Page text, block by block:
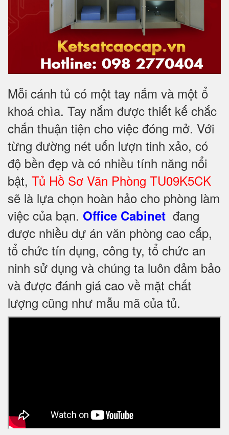
Mỗi cánh tủ có một tay nắm và một ổ
khoá chìa. Tay nắm được thiết kế chắc
chắn thuận tiện cho việc đóng mở. Với
từng đường nét uốn lượn tinh xảo, có
độ bền đẹp và có nhiều tính năng nổi
bật, Tủ Hồ Sơ Văn Phòng TU09K5CK
sẽ là lựa chọn hoàn hảo cho phòng làm
việc của bạn. Office Cabinet đang
được nhiều dự án văn phòng cao cấp,
tổ chức tín dụng, công ty, tổ chức an
ninh sử dụng và chúng ta luôn đảm bảo
và được đánh giá cao về mặt chất
lượng cũng như mẫu mã của tủ.